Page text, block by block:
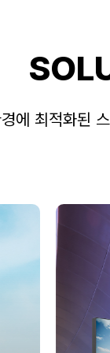
에 최적화된